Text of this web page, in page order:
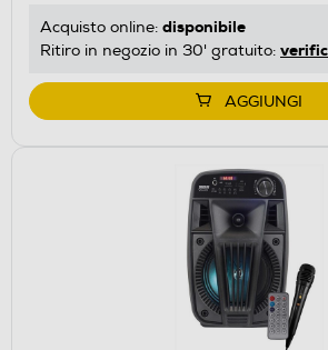
Acquisto online: disponibile
Ritiro in negozio in 30' gratuito:
AGGIUNGI